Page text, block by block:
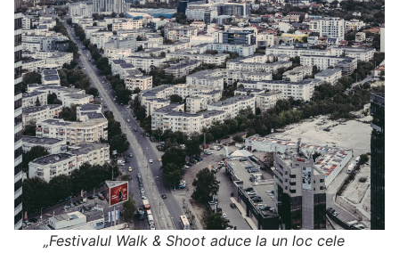
„Festivalul Walk & Shoot aduce la un loc cele